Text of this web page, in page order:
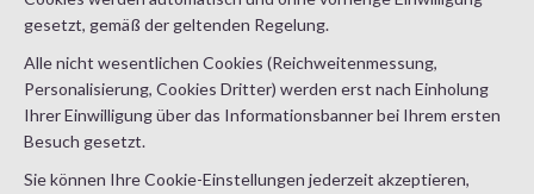
gesetzt, gemäß der geltenden Regelung.
Alle nicht wesentlichen Cookies (Reichweitenmessung,
Personalisierung, Cookies Dritter) werden erst nach Einholung
Ihrer Einwilligung über das Informationsbanner bei Ihrem ersten
Besuch gesetzt.
Sie können Ihre Cookie-Einstellungen jederzeit akzeptieren,